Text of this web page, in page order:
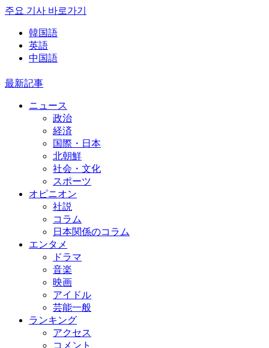
주요 기사 바로가기
韓国語
英語
中国語
最新記事
ニュース
政治
経済
国際・日本
北朝鮮
社会・文化
スポーツ
オピニオン
社説
コラム
日本関係のコラム
エンタメ
ドラマ
音楽
映画
アイドル
芸能一般
ランキング
アクセス
コメント